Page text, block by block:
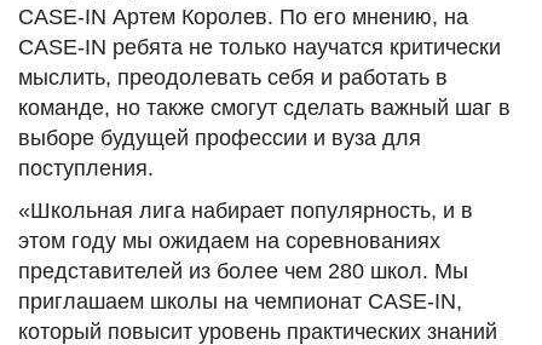
CASE-IN Артем Королев. По его мнению, на
CASE-IN ребята не только научатся критически
мыслить, преодолевать себя и работать в
команде, но также смогут сделать важный шаг в
выборе будущей профессии и вуза для
поступления.
«Школьная лига набирает популярность, и в
этом году мы ожидаем на соревнованиях
представителей из более чем 280 школ. Мы
приглашаем школы на чемпионат CASE-IN,
который повысит уровень практических знаний